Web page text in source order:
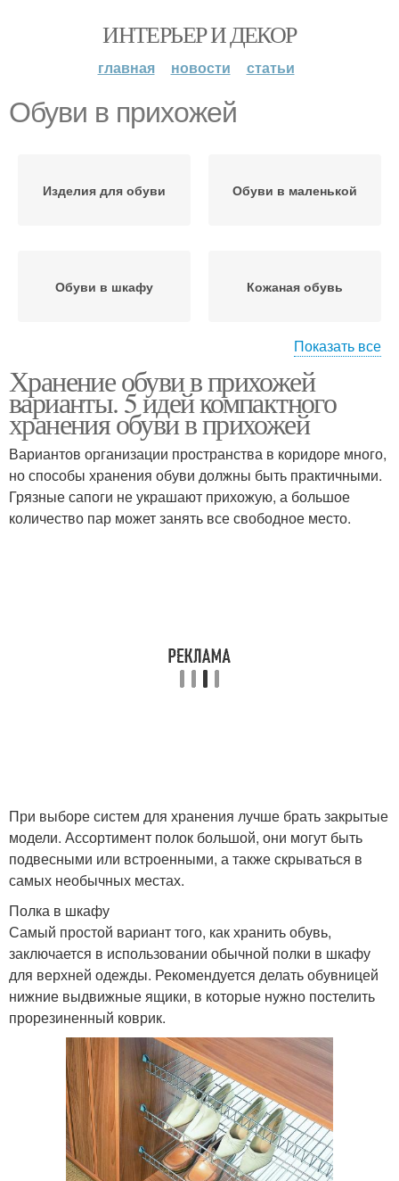
ИНТЕРЬЕР И ДЕКОР
главная новости статьи
Обуви в прихожей
Изделия для обуви Обуви в маленькой
Обуви в шкафу Кожаная обувь
Полки для обуви Полки для прихожей
Полка для обуви
Показать все
Хранение обуви в прихожей
варианты. 5 идей компактного
хранения обуви в прихожей
Вариантов организации пространства в коридоре много,
но способы хранения обуви должны быть практичными.
Грязные сапоги не украшают прихожую, а большое
количество пар может занять все свободное место.
При выборе систем для хранения лучше брать закрытые
модели. Ассортимент полок большой, они могут быть
подвесными или встроенными, а также скрываться в
самых необычных местах.
Полка в шкафу
Самый простой вариант того, как хранить обувь,
заключается в использовании обычной полки в шкафу
для верхней одежды. Рекомендуется делать обувницей
нижние выдвижные ящики, в которые нужно постелить
прорезиненный коврик.